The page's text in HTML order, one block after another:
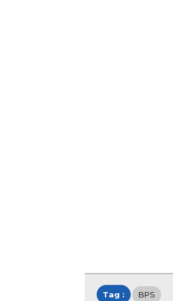
Tag : BPS